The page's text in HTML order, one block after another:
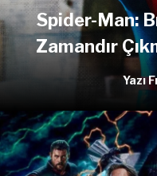
Spider-Man:
Zamandır
Yazı